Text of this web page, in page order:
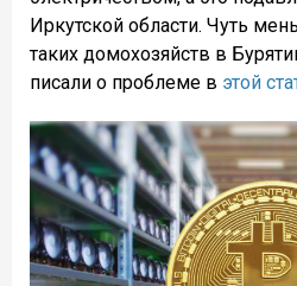
Иркутской области. Чуть
таких домохозяйств в
писали о проблеме в этой